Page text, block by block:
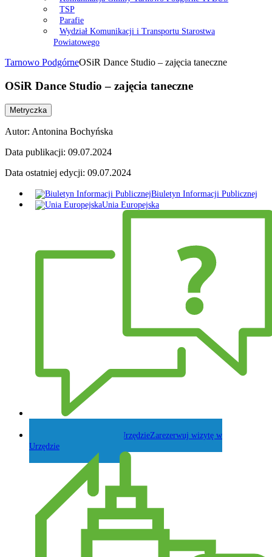
TSP
Parafie
Wydział Komunikacji i Transportu Starostwa
Powiatowego
Tarnowo PodgórneOSiR Dance Studio – zajęcia taneczne
OSiR Dance Studio – zajęcia taneczne
Metryczka
Autor: Antonina Bochyńska
Data publikacji: 09.07.2024
Data ostatniej edycji: 09.07.2024
Biuletyn Informacji Publicznej
Unia Europejska
Zarezerwuj wizytę w
Urzędzie